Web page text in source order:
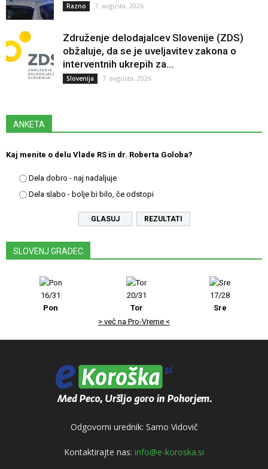
Razno 7. avgusta, 2026
Združenje delodajalcev Slovenije (ZDS)
obžaluje, da se je uveljavitev zakona o
interventnih ukrepih za...
Slovenija 7. avgusta, 2026
ANKETA
Kaj menite o delu Vlade RS in dr. Roberta Goloba?
Dela dobro - naj nadaljuje
Dela slabo - bolje bi bilo, če odstopi
REZULTATI
SLOVENJ GRADEC
16/31
Pon
20/31
Tor
17/28
Sre
> več na Pro-Vreme <
Odgovorni urednik: Samo Vidovič
Kontaktirajte nas: info@e-koroska.si